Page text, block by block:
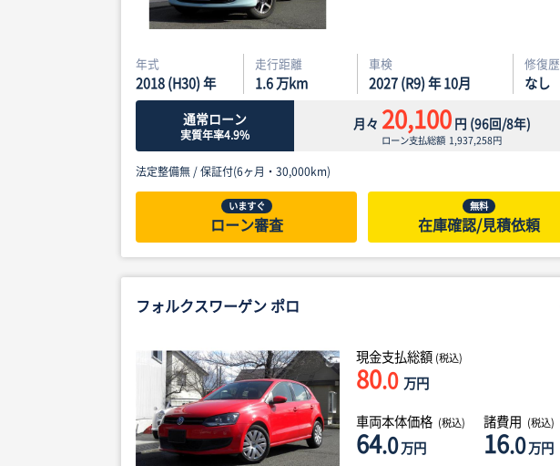
年式
2018 (H30) 年
走行距離
1.6万km
車検
2027 (R9) 年 10月
修復歴
なし
通常ローン
実質年率4.9%
月々 20,100円 (96回/8年)
ローン支払総額 1,937,258円
法定整備無 /保証付(6ヶ月・30,000km)
いますぐ
ローン審査
無料
在庫確認/見積依頼
フォルクスワーゲン ポロ
現金支払総額 (税込)
80.0 万円
車両本体価格 (税込)
64.0万円
諸費用 (税込)
16.0万円